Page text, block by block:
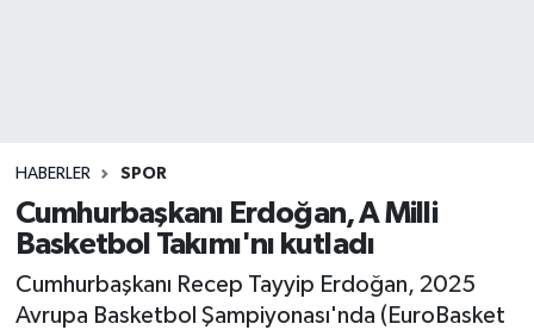
HABERLER SPOR
Cumhurbaşkanı Erdoğan, A Milli
Basketbol Takımı'nı kutladı
Cumhurbaşkanı Recep Tayyip Erdoğan, 2025
Avrupa Basketbol Şampiyonası'nda (EuroBasket
Magazin
Spor
Sağlık
Süper Lig Puan Durumu ve Fikstür
Tüm Manşetler
Son Dakika Haberleri